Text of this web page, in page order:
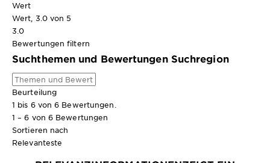
Wert
Wert, 3.0 von 5
3.0
Bewertungen filtern
Suchthemen und Bewertungen Suchregion
Beurteilung
1 bis 6 von 6 Bewertungen.
1 – 6 von 6 Bewertungen
Sortieren nach
Relevanteste